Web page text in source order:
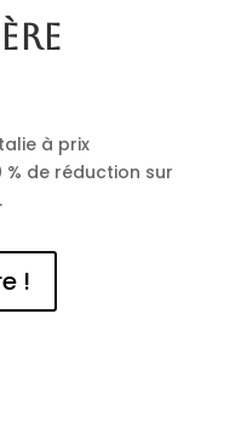
à prix
de réduction sur
!